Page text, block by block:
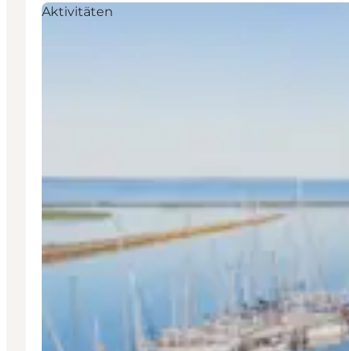
Aktivitäten